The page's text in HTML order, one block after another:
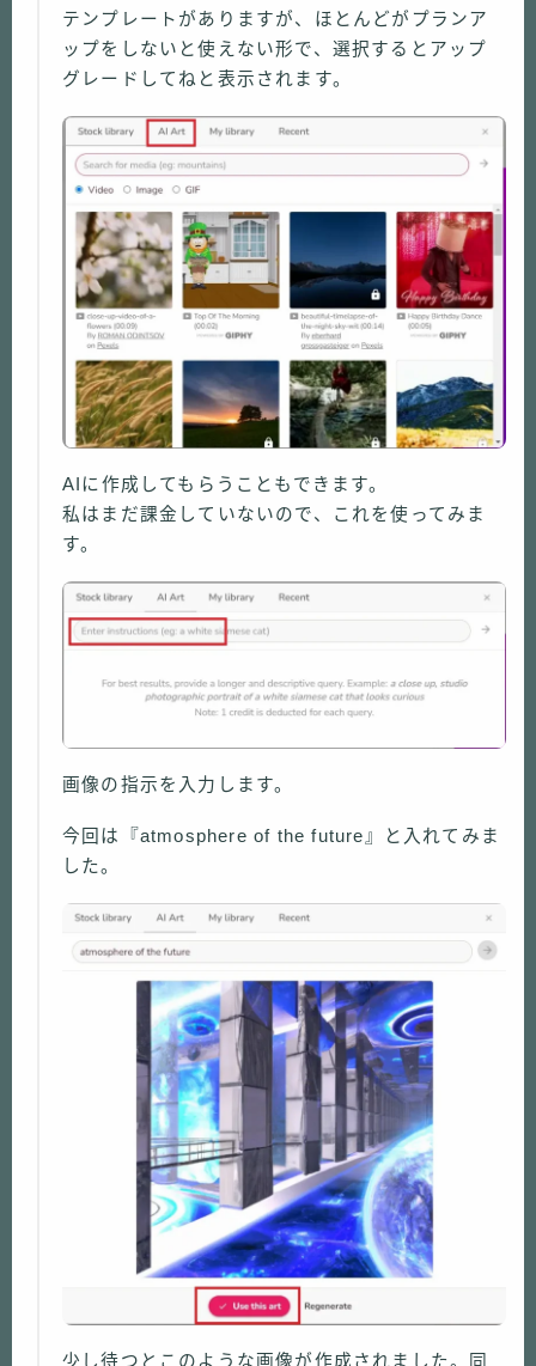
テンプレートがありますが、ほとんどがプランア
ップをしないと使えない形で、選択するとアップ
グレードしてねと表示されます。
AIに作成してもらうこともできます。
私はまだ課金していないので、これを使ってみま
す。
画像の指示を入力します。
今回は『atmosphere of the future』と入れてみま
した。
少し待つとこのような画像が作成されました。同